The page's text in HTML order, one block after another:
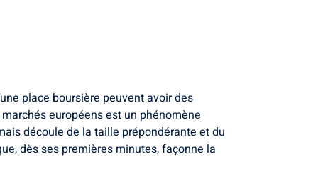
place boursière peuvent avoir des
européens est un phénomène
découle de la taille prépondérante et du
dès ses premières minutes, façonne la